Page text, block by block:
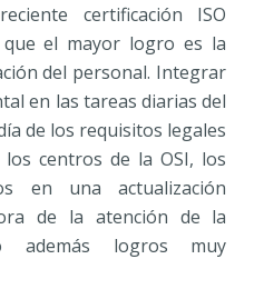
certificación ISO
que el mayor logro es la
del personal. Integrar
en las tareas diarias del
de los requisitos legales
centros de la OSI, los
en una actualización
de la atención de la
además logros muy